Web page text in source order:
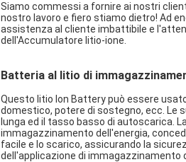
Siamo commessi a fornire ai nostri
nostro lavoro e fiero stiamo dietro! Ad
assistenza al cliente imbattibile e
dell'Accumulatore litio-ione.
Batteria al litio di
Questo litio Ion Battery può essere
domestico, potere di sostegno, ecc. Le
lunga ed il tasso basso di autoscarica.
immagazzinamento dell'energia,
facile e lo scarico, assicurando la
dell'applicazione di immagazzinamento